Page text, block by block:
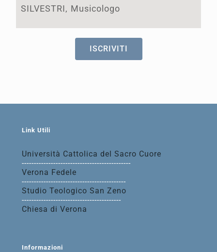
SILVESTRI, Musicologo
ISCRIVITI
Link Utili
Università Cattolica del Sacro Cuore
---------------------------------------------
Verona Fedele
-------------------------------------------
Studio Teologico San Zeno
-----------------------------------------
Chiesa di Verona
Informazioni